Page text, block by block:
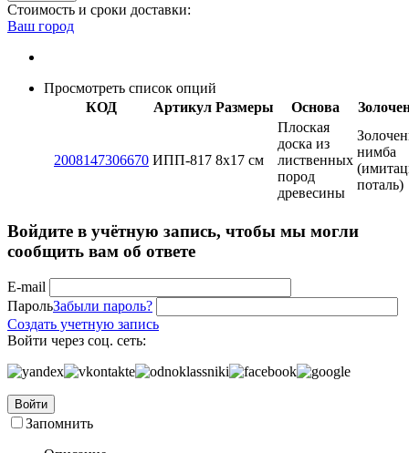
Стоимость и сроки доставки:
Ваш город
Просмотреть список опций
КОД
Артикул Размеры Основа
2008147306670 ИПП-817 8x17 см
Плоская
доска из
лиственных
пород
древесины
нимба
поталь)
Войдите в учётную запись, чтобы мы могли
сообщить вам об ответе
E-mail
ПарольЗабыли пароль?
Создать учетную запись
Войти через соц. сеть:
Войти
Запомнить